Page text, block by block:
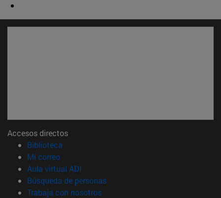
Accesos directos
Biblioteca
Mi correo(abre en nueva ventana)
Aula virtual ADI
Búsqueda de personas(abre en nueva ventana)
Trabaja con nosotros(abre en nueva ventana)